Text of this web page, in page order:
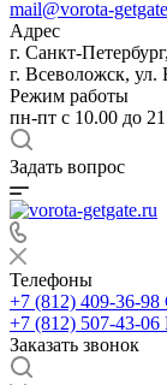
mail@vorota-
Адрес
г. Санкт-
г. Всеволожск,
Режим работы
пн-пт c 10.00 до
Задать вопрос
Телефоны
+7 (812) 409-36-98
+7 (812) 507-43-06
Заказать звонок